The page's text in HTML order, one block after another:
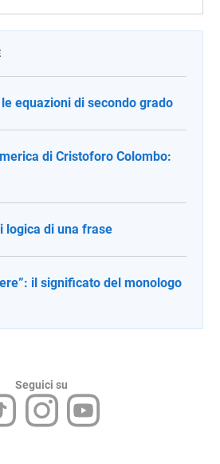
equazioni di secondo grado
di Cristoforo Colombo:
logica di una frase
il significato del monologo
Seguici su